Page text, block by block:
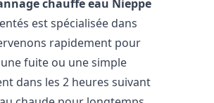
chauffe eau Nieppe
est spécialisée dans
rapidement pour
fuite ou une simple
dans les 2 heures suivant